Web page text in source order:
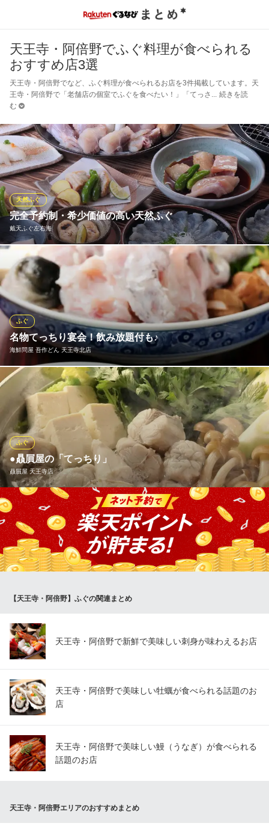
天王寺・阿倍野でふぐ料理が食べられる
おすすめ店3選
天王寺・阿倍野でなど、ふぐ料理が食べられるお店を3件掲載しています。天
王寺・阿倍野で「老舗店の個室でふぐを食べたい！」「てっさ
続きを読
む
完全予約制・希少価値の高い天然ふぐ
戴天ふぐ左右海
天然ふぐ
3日前までの完全予約制にて、天然とらふぐをご堪能いただけるコ
ースも販売しております。極めて高価な食材の”天然とらふぐ”は、
熟成ふぐよりもしっかりとしたふぐの独特の食感をお楽しみいた
だけます。記念日や特別な日に、希少な”天然とらふぐ”と当店自慢
の”熟成ふぐ”を、ぜひ食べ比べてみませんか？
戴天ふぐ左右海
熟成ふぐ・天然ふぐ
近鉄南大阪線大阪阿部野橋駅 徒歩1分
大阪府大阪市阿倍野区阿倍野筋1-2-20
名物てっちり宴会！飲み放題付も♪
海鮮問屋 吾作どん 天王寺北店
ふぐ
十分に沸騰させたお鍋にぴちぴちの身を投入！煮過ぎないうちに
取り出すのがてっちりの美味しい食べ方♪自家製ポン酢に付けてお
召し上がりください。お造り盛り合わせ・湯引き・ふぐの唐揚な
ど…ふぐ尽くしのコース♪新鮮な活けふぐを心ゆくまでご堪能くだ
さい。『活とらふぐ宴会コース』！5,800円
※こちらは夜のみのこだわりです。
海鮮問屋 吾作どん 天王寺北店
老舗/鮮魚海鮮居酒屋
ＪＲ天王寺駅 徒歩1分
大阪府大阪市天王寺区堀越町16-4
●贔屓屋の「てっちり」
贔屓屋 天王寺店
ふぐ
鍋の王様といえば「てっちり」ふぐの旨みが溶け込んだ出汁で、
最後の雑炊までお楽しみいただけます
贔屓屋 天王寺店
天王寺居酒屋個室焼き鳥
ＪＲ天王寺駅 徒歩1分
【天王寺・阿倍野】ふぐの関連まとめ
天王寺・阿倍野で新鮮で美味しい刺身が味わえるお店
天王寺・阿倍野で美味しい牡蠣が食べられる話題のお
店
天王寺・阿倍野で美味しい鰻（うなぎ）が食べられる
話題のお店
天王寺・阿倍野エリアのおすすめまとめ